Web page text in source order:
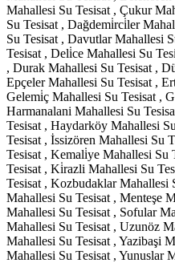
Mahallesi Su Tesisat , Çukur
Su Tesisat , Dağdemi̇rci̇ler
Su Tesisat , Davutlar Mahallesi
Tesisat , Deli̇ce Mahallesi Su
, Durak Mahallesi Su Tesisat ,
Epçeler Mahallesi Su Tesisat ,
Gelemi̇ç Mahallesi Su Tesisat ,
Harmanalani Mahallesi Su
Tesisat , Haydarköy Mahallesi
Tesisat , İssizören Mahallesi Su
Tesisat , Kemali̇ye Mahallesi Su
Tesisat , Ki̇razli Mahallesi Su
Tesisat , Kozbudaklar Mahallesi
Mahallesi Su Tesisat , Menteşe
Mahallesi Su Tesisat , Sofular
Mahallesi Su Tesisat , Uzunöz
Mahallesi Su Tesisat , Yazibaşi
Mahallesi Su Tesisat , Yunuslar